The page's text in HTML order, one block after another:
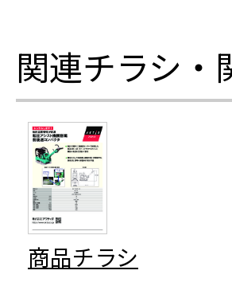
関連チラシ・
商品チラシ